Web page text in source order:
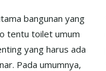
bangunan yang
tentu toilet umum
yang harus ada
Pada umumnya,